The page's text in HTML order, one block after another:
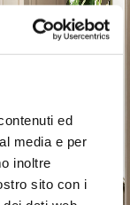
ed
media e per
inoltre
sito con i